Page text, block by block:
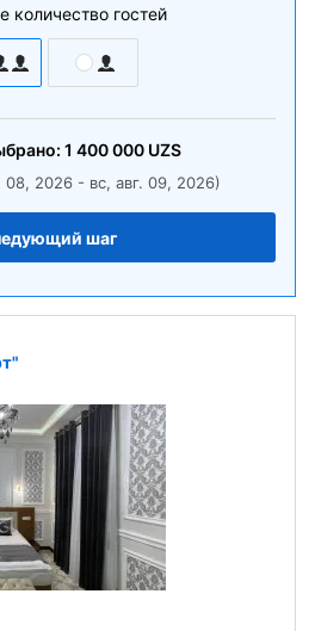
количество гостей
1 400 000 UZS
08, 2026 - вс, авг. 09, 2026)
шаг